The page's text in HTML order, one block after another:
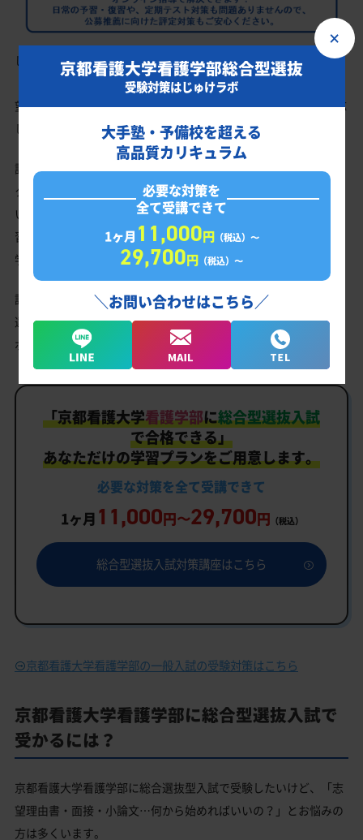
じゅけラボ予備校では、京都看護大学看護学部の学校推薦型選抜
（公募推薦）においても総合型選抜の対策ノウハウを活かし、志
望理由書・自己PR・面接・小論文など、あらゆる選抜方式に対応
したサポートを提供しています。
評定対策に関しては、京都看護大学看護学部受験専門「いつでも
クイック指導」を並行してご利用いただければ、日常のわからな
い問題をすぐにオンライン指導で解決できます。日常の予習・復
習や、定期テスト対策も問題ありませんので、京都看護大学看護
学部の公募推薦に向けた評定対策もご安心ください。
評定対策以外の対策は、「いつでもクイック指導」以外の総合型
選抜入試対策と同様のオーダーメイドカリキュラムでしっかりサ
ポートいたします。
「京都看護大学看護学部に総合型選抜入試
で合格できる」
あなただけの学習プランをご用意します。
必要な対策を全て受講できて
1ヶ月 11,000円〜29,700円 （税込）
総合型選抜入試対策講座はこちら
京都看護大学看護学部の一般入試の受験対策はこちら
京都看護大学看護学部に総合型選抜入試で
受かるには？
京都看護大学看護学部に総合選抜型入試で受験したいけど、「志
望理由書・面接・小論文…何から始めればいいの？」とお悩みの
方は多くいます。
×
京都看護大学看護学部総合型選抜
受験対策はじゅけラボ
大手塾・予備校を超える
高品質カリキュラム
必要な対策を
全て受講できて
1ヶ月 11,000円 （税込）〜
29,700円 （税込）〜
＼お問い合わせはこちら／